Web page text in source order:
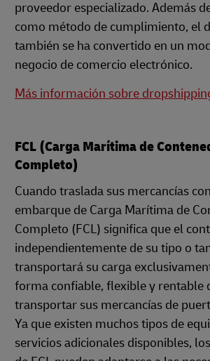
proveedor especializado. Además
como método de cumplimiento, el
también se ha convertido en un
negocio de comercio electrónico.
Más información sobre
FCL (Carga Marítima de
Completo)
Cuando traslada sus mercancías
embarque de Carga Marítima de
Completo (FCL) significa que el
independientemente de su tipo o
transportará su carga
forma confiable, flexible y rentable
transportar sus mercancías de
Ya que existen muchos tipos de
servicios adicionales disponibles,